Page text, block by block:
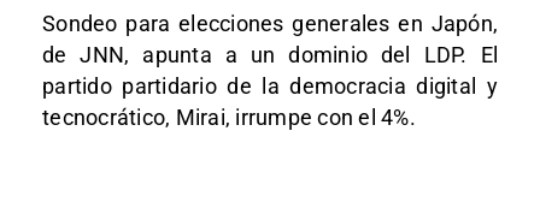
Sondeo para elecciones generales en Japón,
de JNN, apunta a un dominio del LDP. El
partido partidario de la democracia digital y
tecnocrático, Mirai, irrumpe con el 4%.